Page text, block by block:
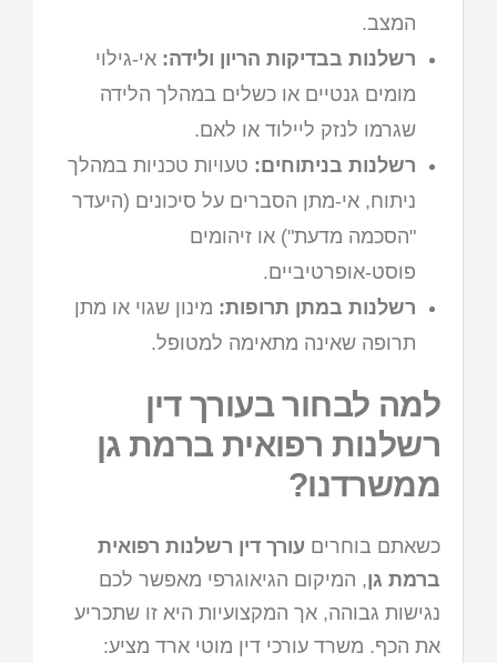
המצב.
רשלנות בבדיקות הריון ולידה: אי-גילוי
מומים גנטיים או כשלים במהלך הלידה
שגרמו לנזק ליילוד או לאם.
רשלנות בניתוחים: טעויות טכניות במהלך
ניתוח, אי-מתן הסברים על סיכונים (היעדר
"הסכמה מדעת") או זיהומים
פוסט-אופרטיביים.
רשלנות במתן תרופות: מינון שגוי או מתן
תרופה שאינה מתאימה למטופל.
למה לבחור בעורך דין
רשלנות רפואית ברמת גן
ממשרדנו?
כשאתם בוחרים עורך דין רשלנות רפואית
ברמת גן, המיקום הגיאוגרפי מאפשר לכם
נגישות גבוהה, אך המקצועיות היא זו שתכריע
את הכף. משרד עורכי דין מוטי ארד מציע: